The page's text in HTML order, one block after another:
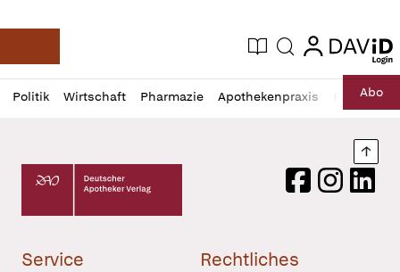
Deutsche Apotheker Zeitung
Aktuelle Ausgabe
Suche login
login
Politik Wirtschaft Pharmazie Apothekenpraxis RechtAbo
Profil
öffnen
Daz
Pur
Deutscher Apotheker Verlag Logo
FacebookInstagram
Service Rechtliches